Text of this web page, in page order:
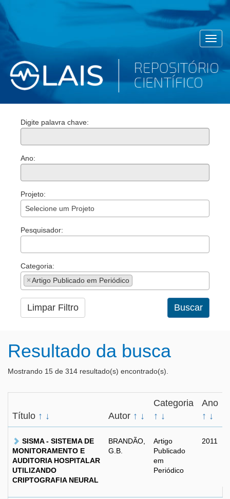
Digite palavra chave:
Ano:
Projeto:
Selecione um Projeto
Pesquisador:
Categoria:
×Artigo Publicado em Periódico
Limpar Filtro Buscar
Resultado da busca
Mostrando 15 de 314 resultado(s) encontrado(s).
Título ↑ ↓ Autor ↑ ↓
Categoria
↑ ↓
Ano
↑ ↓
SISMA - SISTEMA DE
MONITORAMENTO E
AUDITORIA HOSPITALAR
UTILIZANDO
CRIPTOGRAFIA NEURAL
BRANDÃO,
G.B.
Artigo
Publicado
em
Periódico
2011